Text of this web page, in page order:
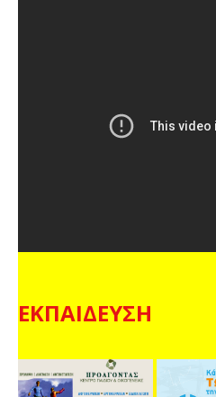
ΕΚΠΑΙΔΕΥΣΗ